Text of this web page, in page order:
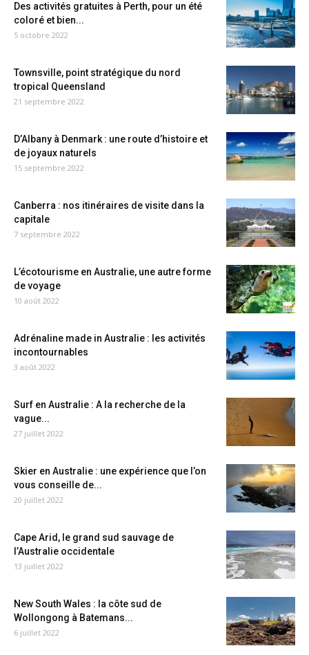
Des activités gratuites à Perth, pour un été
coloré et bien...
5 octobre 2022
Townsville, point stratégique du nord
tropical Queensland
21 septembre 2022
D’Albany à Denmark : une route d’histoire et
de joyaux naturels
15 septembre 2022
Canberra : nos itinéraires de visite dans la
capitale
7 septembre 2022
L’écotourisme en Australie, une autre forme
de voyage
10 août 2022
Adrénaline made in Australie : les activités
incontournables
3 août 2022
Surf en Australie : A la recherche de la
vague...
27 juillet 2022
Skier en Australie : une expérience que l’on
vous conseille de...
20 juillet 2022
Cape Arid, le grand sud sauvage de
l’Australie occidentale
13 juillet 2022
New South Wales : la côte sud de
Wollongong à Batemans...
6 juillet 2022